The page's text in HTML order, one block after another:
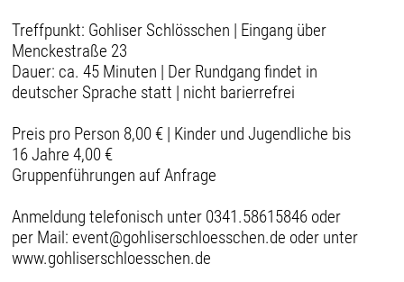
Treffpunkt: Gohliser Schlösschen | Eingang über
Menckestraße 23
Dauer: ca. 45 Minuten | Der Rundgang findet in
deutscher Sprache statt | nicht barierrefrei
Preis pro Person 8,00 € | Kinder und Jugendliche bis
16 Jahre 4,00 €
Gruppenführungen auf Anfrage
Anmeldung telefonisch unter 0341.58615846 oder
per Mail: event@gohliserschloesschen.de oder unter
www.gohliserschloesschen.de